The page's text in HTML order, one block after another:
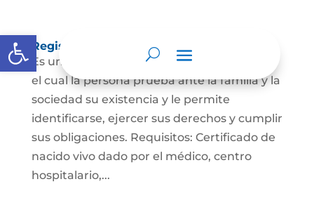
Abrir barra de herramientas
Registro Civil de Nacimiento
Es un documento indispensable mediante
el cual la persona prueba ante la familia y la
sociedad su existencia y le permite
identificarse, ejercer sus derechos y cumplir
sus obligaciones. Requisitos: Certificado de
nacido vivo dado por el médico, centro
hospitalario,...